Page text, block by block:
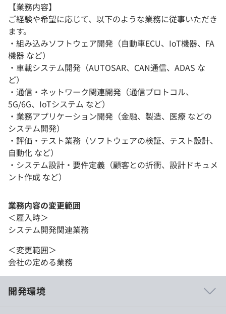
【業務内容】
ご経験や希望に応じて、以下のような業務に従事いただき
ます。
・組み込みソフトウェア開発（自動車ECU、IoT機器、FA
機器 など）
・車載システム開発（AUTOSAR、CAN通信、ADAS な
ど）
・通信・ネットワーク関連開発（通信プロトコル、
5G/6G、IoTシステム など）
・業務アプリケーション開発（金融、製造、医療 などの
システム開発）
・評価・テスト業務（ソフトウェアの検証、テスト設計、
自動化 など）
・システム設計・要件定義（顧客との折衝、設計ドキュメ
ント作成 など）
業務内容の変更範囲
＜雇入時＞
システム開発関連業務
＜変更範囲＞
会社の定める業務
開発環境